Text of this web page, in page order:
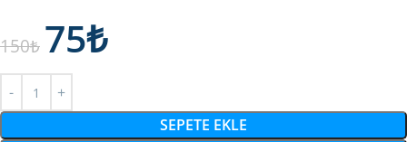
150₺ 75₺
SEPETE EKLE